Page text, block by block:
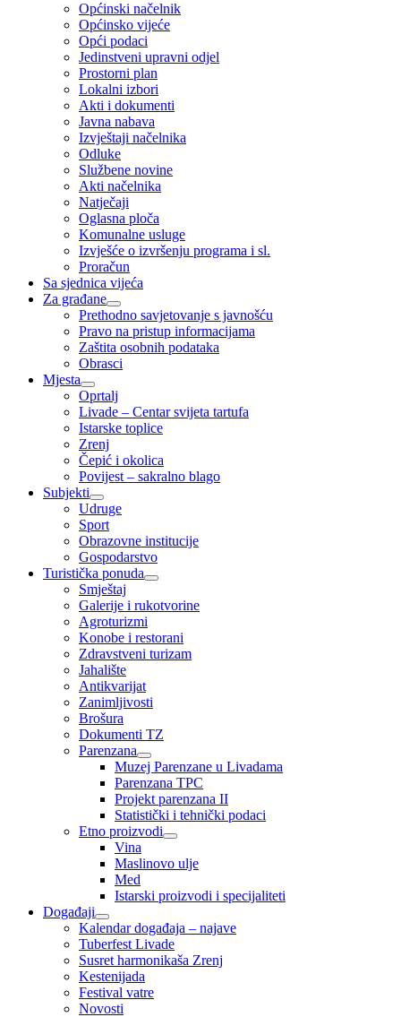
Općinski načelnik
Općinsko vijeće
Opći podaci
Jedinstveni upravni odjel
Prostorni plan
Lokalni izbori
Akti i dokumenti
Javna nabava
Izvještaji načelnika
Odluke
Službene novine
Akti načelnika
Natječaji
Oglasna ploča
Komunalne usluge
Izvješće o izvršenju programa i sl.
Proračun
Sa sjednica vijeća
Za građane
Prethodno savjetovanje s javnošću
Pravo na pristup informacijama
Zaštita osobnih podataka
Obrasci
Mjesta
Oprtalj
Livade – Centar svijeta tartufa
Istarske toplice
Zrenj
Čepić i okolica
Povijest – sakralno blago
Subjekti
Udruge
Sport
Obrazovne institucije
Gospodarstvo
Turistička ponuda
Smještaj
Galerije i rukotvorine
Agroturizmi
Konobe i restorani
Zdravstveni turizam
Jahalište
Antikvarijat
Zanimljivosti
Brošura
Dokumenti TZ
Parenzana
Muzej Parenzane u Livadama
Parenzana TPC
Projekt parenzana II
Statistički i tehnički podaci
Etno proizvodi
Vina
Maslinovo ulje
Med
Istarski proizvodi i specijaliteti
Događaji
Kalendar događaja – najave
Tuberfest Livade
Susret harmonikaša Zrenj
Kestenijada
Festival vatre
Novosti